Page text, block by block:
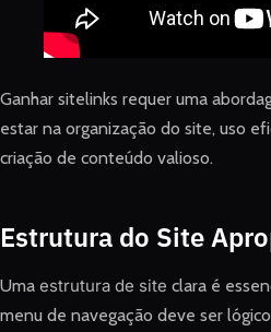
Ganhar sitelinks requer uma
estar na organização do site, uso
criação de conteúdo valioso.
Estrutura do Site
Uma estrutura de site clara é
menu de navegação deve ser